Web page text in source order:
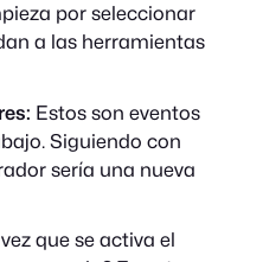
por seleccionar
a las herramientas
Estos son eventos
Siguiendo con
sería una nueva
que se activa el